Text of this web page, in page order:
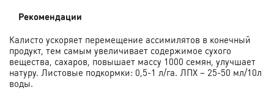
Рекомендации
Калисто ускоряет перемещение ассимилятов в конечный
продукт, тем самым увеличивает содержимое сухого
вещества, сахаров, повышает массу 1000 семян, улучшает
натуру. Листовые подкормки: 0,5-1 л/га. ЛПХ – 25-50 мл/10л
воды.